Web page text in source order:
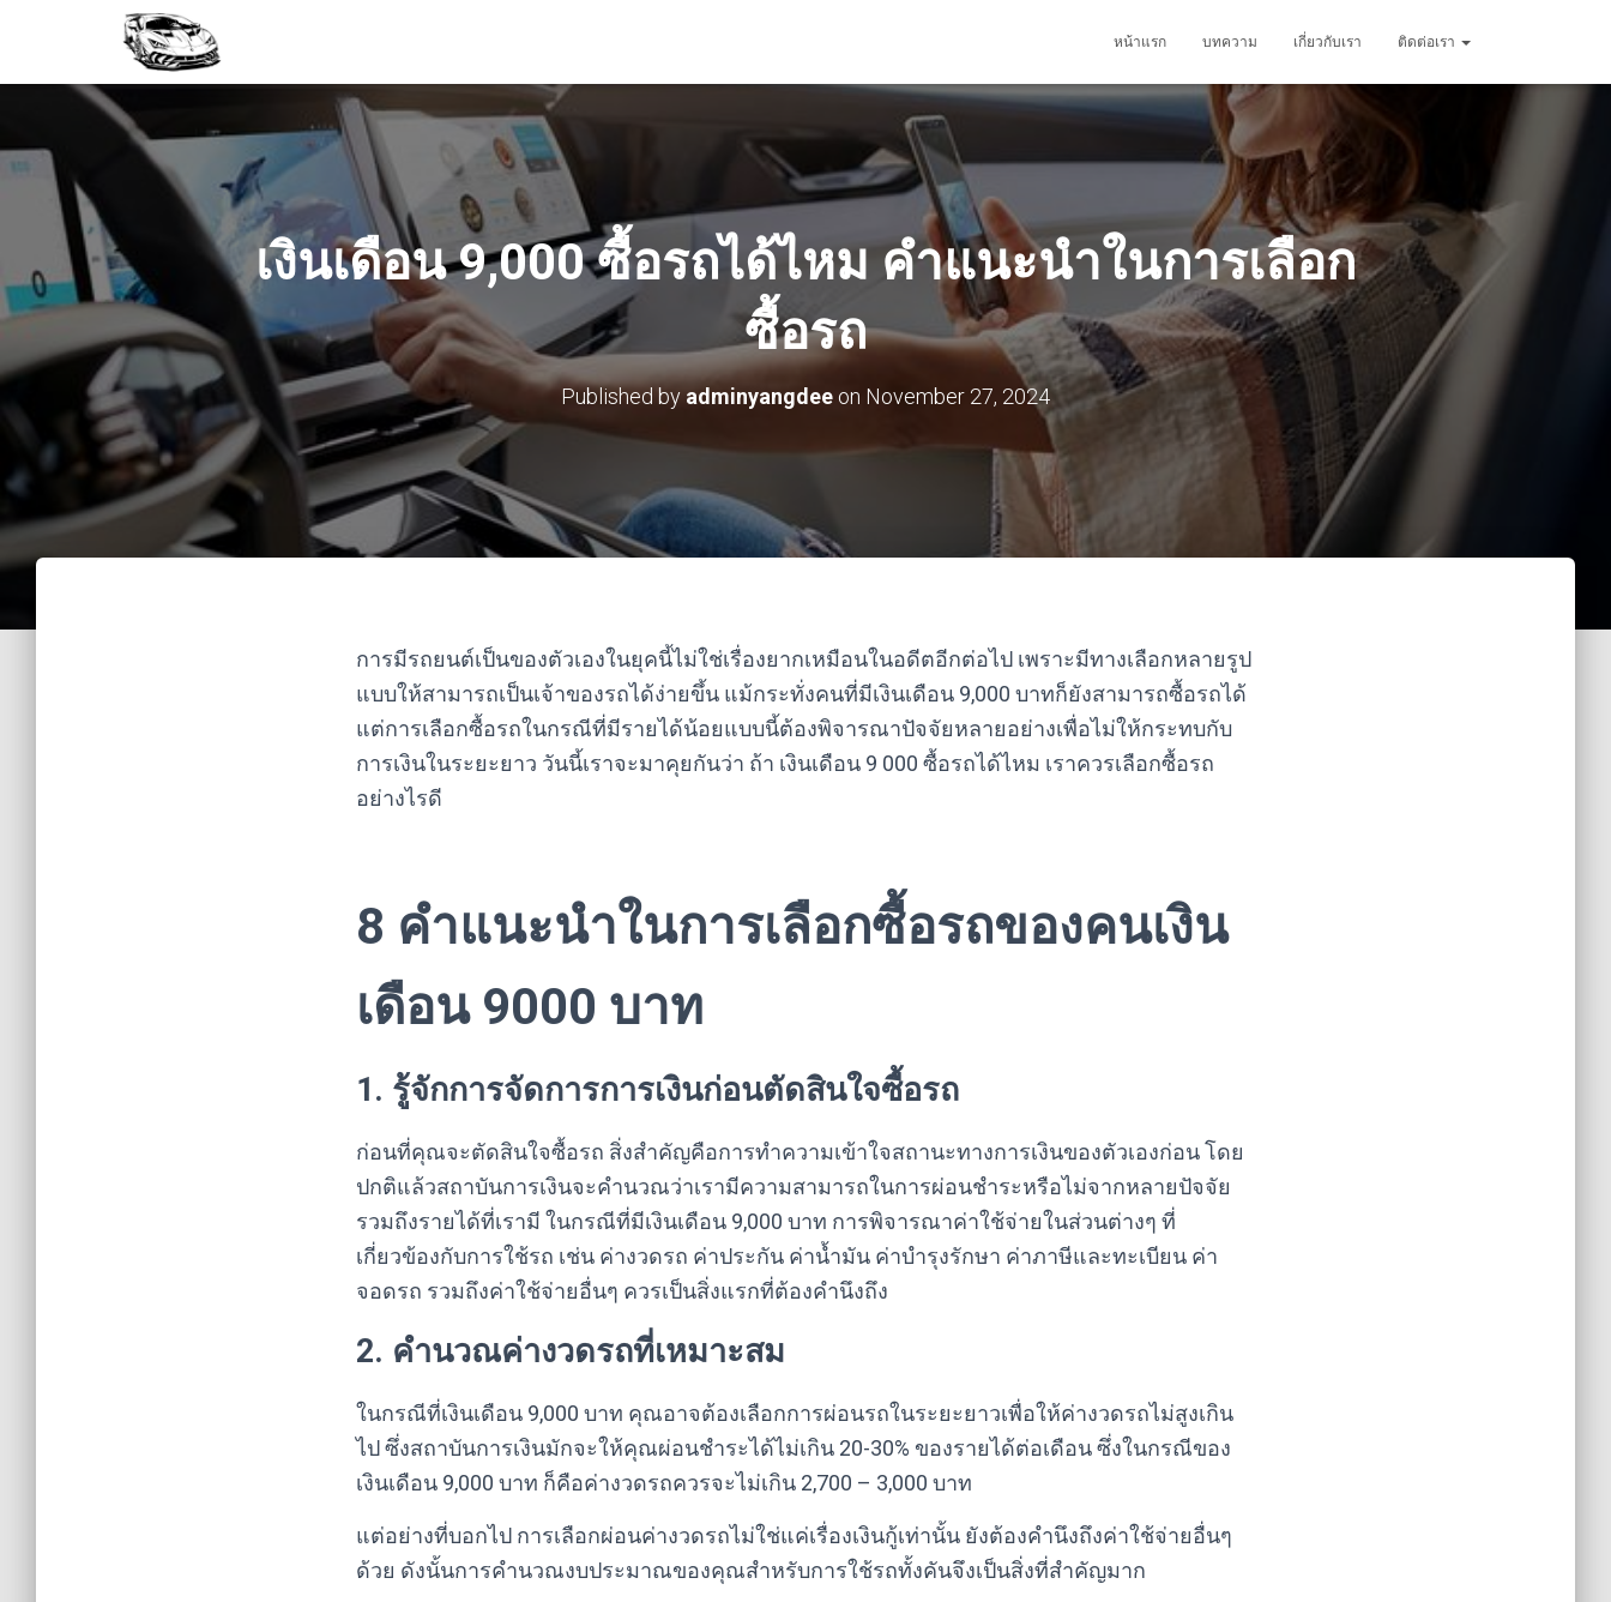
หน้าแรก บทความ เกี่ยวกับเรา ติดต่อเรา
เงินเดือน 9,000 ซื้อรถได้ไหม คำแนะนำในการเลือก
ซื้อรถ
Published by adminyangdee on November 27, 2024
การมีรถยนต์เป็นของตัวเองในยุคนี้ไม่ใช่เรื่องยากเหมือนในอดีตอีกต่อไป เพราะมีทางเลือกหลายรูป
แบบให้สามารถเป็นเจ้าของรถได้ง่ายขึ้น แม้กระทั่งคนที่มีเงินเดือน 9,000 บาทก็ยังสามารถซื้อรถได้
แต่การเลือกซื้อรถในกรณีที่มีรายได้น้อยแบบนี้ต้องพิจารณาปัจจัยหลายอย่างเพื่อไม่ให้กระทบกับ
การเงินในระยะยาว วันนี้เราจะมาคุยกันว่า ถ้า เงินเดือน 9 000 ซื้อรถได้ไหม เราควรเลือกซื้อรถ
อย่างไรดี
8 คำแนะนำในการเลือกซื้อรถของคนเงิน
เดือน 9000 บาท
1. รู้จักการจัดการการเงินก่อนตัดสินใจซื้อรถ
ก่อนที่คุณจะตัดสินใจซื้อรถ สิ่งสำคัญคือการทำความเข้าใจสถานะทางการเงินของตัวเองก่อน โดย
ปกติแล้วสถาบันการเงินจะคำนวณว่าเรามีความสามารถในการผ่อนชำระหรือไม่จากหลายปัจจัย
รวมถึงรายได้ที่เรามี ในกรณีที่มีเงินเดือน 9,000 บาท การพิจารณาค่าใช้จ่ายในส่วนต่างๆ ที่
เกี่ยวข้องกับการใช้รถ เช่น ค่างวดรถ ค่าประกัน ค่าน้ำมัน ค่าบำรุงรักษา ค่าภาษีและทะเบียน ค่า
จอดรถ รวมถึงค่าใช้จ่ายอื่นๆ ควรเป็นสิ่งแรกที่ต้องคำนึงถึง
2. คำนวณค่างวดรถที่เหมาะสม
ในกรณีที่เงินเดือน 9,000 บาท คุณอาจต้องเลือกการผ่อนรถในระยะยาวเพื่อให้ค่างวดรถไม่สูงเกิน
ไป ซึ่งสถาบันการเงินมักจะให้คุณผ่อนชำระได้ไม่เกิน 20-30% ของรายได้ต่อเดือน ซึ่งในกรณีของ
เงินเดือน 9,000 บาท ก็คือค่างวดรถควรจะไม่เกิน 2,700 – 3,000 บาท
แต่อย่างที่บอกไป การเลือกผ่อนค่างวดรถไม่ใช่แค่เรื่องเงินกู้เท่านั้น ยังต้องคำนึงถึงค่าใช้จ่ายอื่นๆ
ด้วย ดังนั้นการคำนวณงบประมาณของคุณสำหรับการใช้รถทั้งคันจึงเป็นสิ่งที่สำคัญมาก